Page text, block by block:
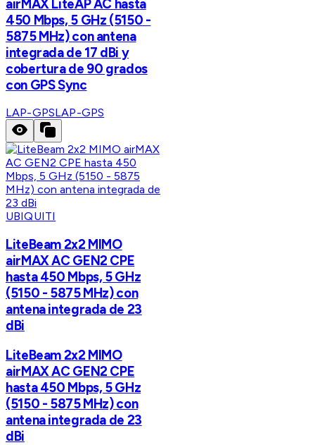
airMAX LiteAP AC hasta
450 Mbps, 5 GHz (5150 -
5875 MHz) con antena
integrada de 17 dBi y
cobertura de 90 grados
con GPS Sync
LAP-GPSLAP-GPS
UBIQUITI
LiteBeam 2x2 MIMO
airMAX AC GEN2 CPE
hasta 450 Mbps, 5 GHz
(5150 - 5875 MHz) con
antena integrada de 23
dBi
LiteBeam 2x2 MIMO
airMAX AC GEN2 CPE
hasta 450 Mbps, 5 GHz
(5150 - 5875 MHz) con
antena integrada de 23
dBi